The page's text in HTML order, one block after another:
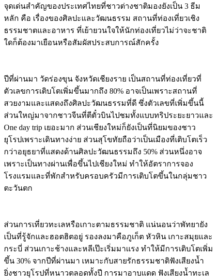
จุดเด่นสำคัญของประเทศไทยที่ชาวต่างชาติมองยังเป็น 3 ธีม
หลัก คือ เรื่องของศิลปะและวัฒนธรรม สถานที่ท่องเที่ยวเชิง
ธรรมชาตและอาหาร ที่เย้ายวนใจให้นักท่องเที่ยวไม่ว่าจะชาติ
ใดก็ต้องมาเยือนหรือสัมผัสประสบการณ์สักครั้ง
ปีที่ผ่านมา วัดร่องขุน จังหวัดเชียงราย เป็นสถานที่ท่องเที่ยวที่
ตัวเลขการเติบโตเพิ่มขึ้นมากถึง 80% อาจเป็นเพราะสถานที่
สวยงามและแสดงถึงศิลปะวัฒนธรรมที่ดี ซึ่งตัวเลขที่เพิ่มขึ้นนี้
ส่วนใหญ่มาจากชาวจีนที่ตีตั๋วบินไปชมทั้งแบบทริประยะยาวและ
One day trip เยอะมาก ส่วนเชียงใหม่ก็ยังเป็นที่นิยมของชาว
ยุโรปเพราะเดินทางง่าย ส่วนสุโขทัยถือว่าเป็นเมืองที่เติบโตเร็ว
กว่าอยุธยาที่แสดงด้านศิลปะวัฒนธรรมถึง 50% ส่วนหนึ่งอาจ
เพราะเป็นทางผ่านเพื่อขึ้นไปเชียงใหม่ ทำให้อัตราการจอง
โรงแรมและที่พักสำหรับครอบครัวมีการเติบโตขึ้นในกลุ่มชาว
ตะวันตก
ส่วนการเที่ยวทะเลหรือเกาะตามธรรมชาติ แน่นอนว่าพัทยายัง
เป็นที่รู้จักและฮอตฮิตอยู่ รองลงมาคือภูเก็ต หัวหิน เกาะสมุยและ
กระบี่ ส่วนเกาะช้างและหลีเป๊ะเริ่มมาแรง ทำให้มีการเติบโตเพิ่ม
ขึ้น 30% จากปีที่ผ่านมา เหมาะกับสายรักธรรมชาติฟังเสียงน้ำ
ยิ่งชาวยุโรปที่หนาวตลอดทั้งปี การมาอาบแดด ฟังเสียงน้ำทะเล